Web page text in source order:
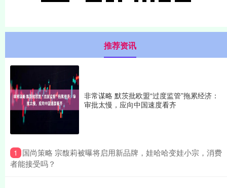
推荐资讯
非常谋略 默茨批欧盟“过度监管”拖累经济：
审批太慢，应向中国速度看齐
1
​国尚策略 宗馥莉被曝将启用新品牌，娃哈哈变娃小宗，消费
者能接受吗？